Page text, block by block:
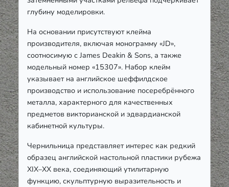
глубину моделировки.
На основании присутствуют клейма
производителя, включая монограмму «JD»,
соотносимую с James Deakin & Sons, а также
модельный номер «15307». Набор клейм
указывает на английское шеффилдское
производство и использование посеребрённого
металла, характерного для качественных
предметов викторианской и эдвардианской
кабинетной культуры.
Чернильница представляет интерес как редкий
образец английской настольной пластики рубежа
XIX–XX века, соединяющий утилитарную
функцию, скульптурную выразительность и